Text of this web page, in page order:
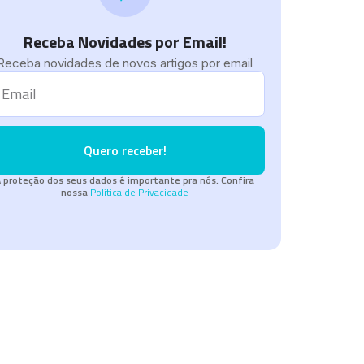
Receba Novidades por Email!
novidades de novos artigos por email
Quero receber!
proteção dos seus dados é importante pra nós. Confira
nossa Política de Privacidade